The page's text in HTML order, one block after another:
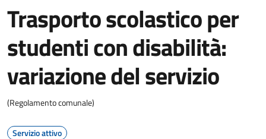
Trasporto scolastico per
studenti con disabilità:
variazione del servizio
(Regolamento comunale)
Servizio attivo